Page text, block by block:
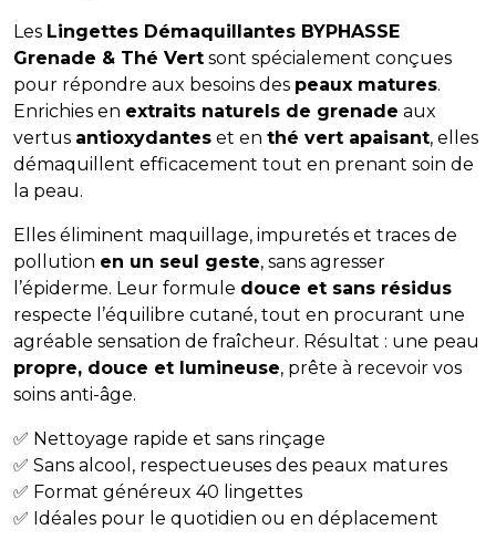
Les Lingettes Démaquillantes BYPHASSE
Grenade & Thé Vert sont spécialement conçues
pour répondre aux besoins des peaux matures.
Enrichies en extraits naturels de grenade aux
vertus antioxydantes et en thé vert apaisant, elles
démaquillent efficacement tout en prenant soin de
la peau.
Elles éliminent maquillage, impuretés et traces de
pollution en un seul geste, sans agresser
l’épiderme. Leur formule douce et sans résidus
respecte l’équilibre cutané, tout en procurant une
agréable sensation de fraîcheur. Résultat : une peau
propre, douce et lumineuse, prête à recevoir vos
soins anti-âge.
✅ Nettoyage rapide et sans rinçage
✅ Sans alcool, respectueuses des peaux matures
✅ Format généreux 40 lingettes
✅ Idéales pour le quotidien ou en déplacement